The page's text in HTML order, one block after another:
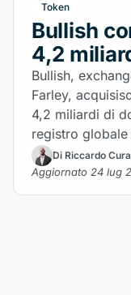
Token
Bullish
4,2
Bullish,
Farley,
4,2 miliardi di
registro
tokenizzate.
Di Riccardo
Aggiornato 24 lug